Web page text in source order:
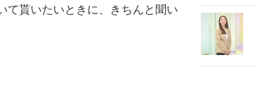
て貰いたいときに、きちんと聞い